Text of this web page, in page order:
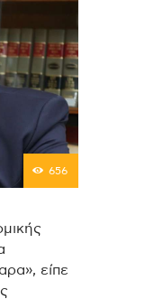
656
είπε